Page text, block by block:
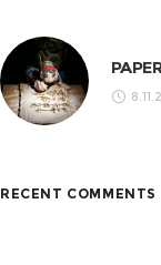
RECENT COMMENTS